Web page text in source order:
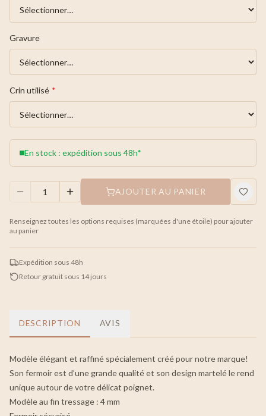
Gravure
Crin utilisé *
En stock : expédition sous 48h*
AJOUTER AU PANIER
Renseignez toutes les options requises (marquées d'une étoile) pour ajouter
au panier
Expédition sous 48h
Retour gratuit sous 14 jours
DESCRIPTION AVIS
Modèle élégant et raffiné spécialement créé pour notre marque!
Son fermoir est d’une grande qualité et son design martelé le rend
unique autour de votre délicat poignet.
Modèle au fin tressage : 4 mm